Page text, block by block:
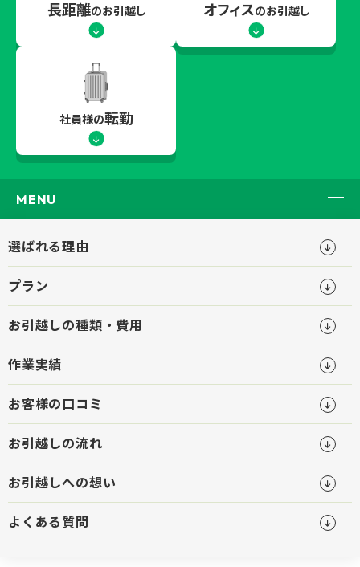
長距離のお引越し オフィスのお引越し
社員様の転勤
MENU
選ばれる理由
プラン
お引越しの種類・費用
作業実績
お客様の口コミ
お引越しの流れ
お引越しへの想い
よくある質問